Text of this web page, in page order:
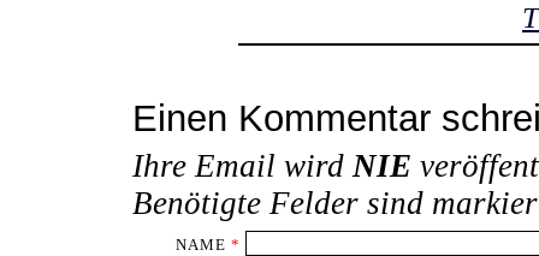
Einen Kommentar
Ihre Email wirdNIE
Benötigte Felder sind
NAME *